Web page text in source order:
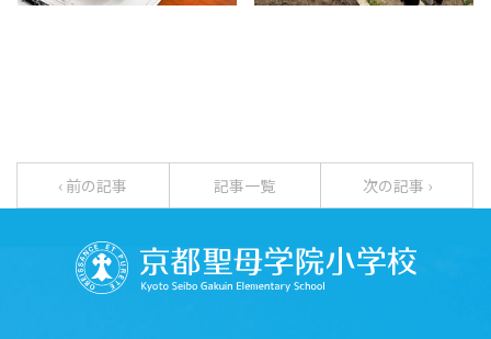
‹ 前の記事 記事一覧 次の記事 ›